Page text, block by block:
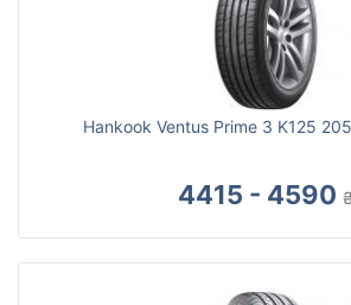
Hankook Ventus Prime 3 K125
4415 - 4590 ₴